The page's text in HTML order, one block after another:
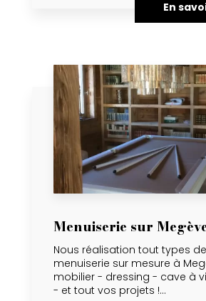
En
Menuiserie sur
Nous réalisation tout types
menuiserie sur mesure à
mobilier - dressing - cave à
- et tout vos projets !...